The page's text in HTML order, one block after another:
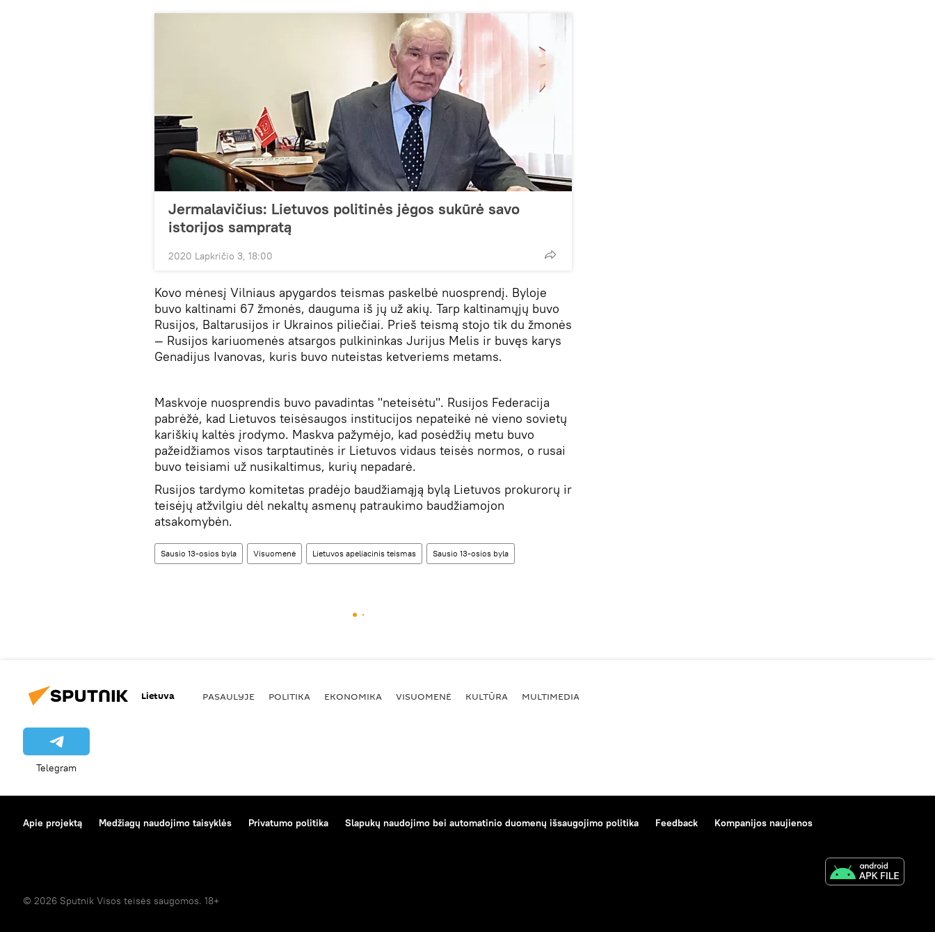
Jermalavičius: Lietuvos politinės jėgos sukūrė savo
istorijos sampratą
2020 Lapkričio 3, 18:00
Kovo mėnesį Vilniaus apygardos teismas paskelbė nuosprendį. Byloje
buvo kaltinami 67 žmonės, dauguma iš jų už akių. Tarp kaltinamųjų buvo
Rusijos, Baltarusijos ir Ukrainos piliečiai. Prieš teismą stojo tik du žmonės
— Rusijos kariuomenės atsargos pulkininkas Jurijus Melis ir buvęs karys
Genadijus Ivanovas, kuris buvo nuteistas ketveriems metams.
Maskvoje nuosprendis buvo pavadintas "neteisėtu". Rusijos Federacija
pabrėžė, kad Lietuvos teisėsaugos institucijos nepateikė nė vieno sovietų
kariškių kaltės įrodymo. Maskva pažymėjo, kad posėdžių metu buvo
pažeidžiamos visos tarptautinės ir Lietuvos vidaus teisės normos, o rusai
buvo teisiami už nusikaltimus, kurių nepadarė.
Rusijos tardymo komitetas pradėjo baudžiamąją bylą Lietuvos prokurorų ir
teisėjų atžvilgiu dėl nekaltų asmenų patraukimo baudžiamojon
atsakomybėn.
Sausio 13-osios byla Visuomenė Lietuvos apeliacinis teismas Sausio 13-osios byla
Lietuva PASAULYJE POLITIKA EKONOMIKA VISUOMENĖ KULTŪRA MULTIMEDIA
Telegram
Apie projektą Medžiagų naudojimo taisyklės Privatumo politika Slapukų naudojimo bei automatinio duomenų išsaugojimo politika Feedback Kompanijos naujienos
© 2026 Sputnik Visos teisės saugomos. 18+